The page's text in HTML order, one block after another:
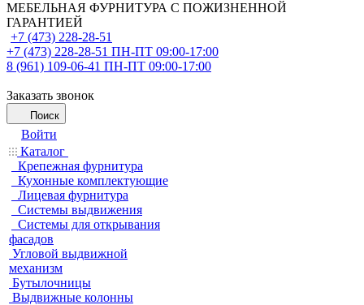
МЕБЕЛЬНАЯ ФУРНИТУРА С ПОЖИЗНЕННОЙ
ГАРАНТИЕЙ
+7 (473) 228-28-51
+7 (473) 228-28-51 ПН-ПТ 09:00-17:00
8 (961) 109-06-41 ПН-ПТ 09:00-17:00
Заказать звонок
Поиск
Войти
Каталог
Крепежная фурнитура
Кухонные комплектующие
Лицевая фурнитура
Системы выдвижения
Системы для открывания
фасадов
Угловой выдвижной
механизм
Бутылочницы
Выдвижные колонны